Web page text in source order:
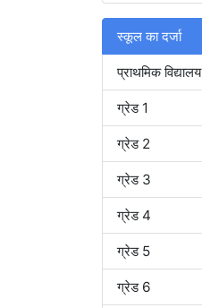
स्कूल का दर्जा
प्राथमिक विद्यालय
ग्रेड 1
ग्रेड 2
ग्रेड 3
ग्रेड 4
ग्रेड 5
ग्रेड 6